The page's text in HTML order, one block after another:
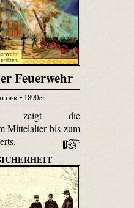
Feuerwehr
• 1890er
zeigt die
Mittelalter bis zum